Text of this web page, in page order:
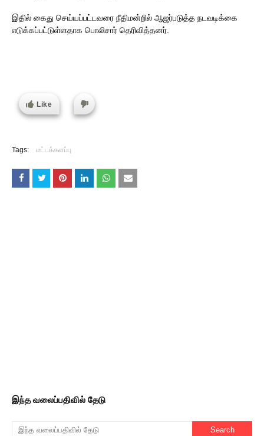
இதில் கைது செய்யப்பட்டவரை நீதிமன்றில் ஆஜர்படுத்த நடவடிக்கை
எடுக்கப்பட்டுள்ளதாக பொலிசார் தெரிவித்தனர்.
Like
Tags: மட்டக்களப்பு
இந்த வலைப்பதிவில் தேடு